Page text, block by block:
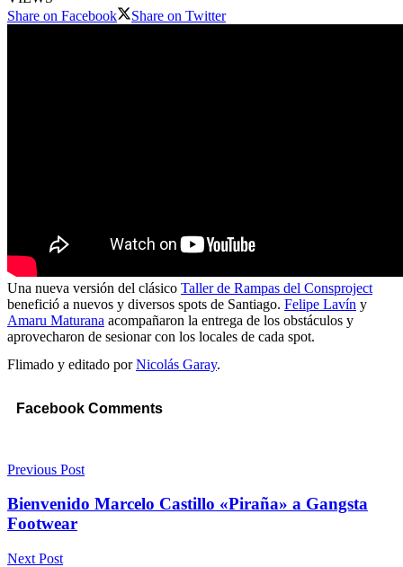
Share on Facebook
Share on Twitter
Una nueva versión del clásico Taller de Rampas del Consproject
benefició a nuevos y diversos spots de Santiago. Felipe Lavín y
Amaru Maturana acompañaron la entrega de los obstáculos y
aprovecharon de sesionar con los locales de cada spot.
Flimado y editado porNicolás Garay.
Facebook Comments
Previous Post
Bienvenido Marcelo Castillo «Piraña» a Gangsta
Footwear
Next Post